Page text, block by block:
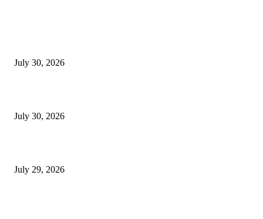
July 30, 2026
July 30, 2026
July 29, 2026